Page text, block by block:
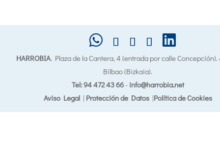
HARROBIA. Plaza de la Cantera, 4 (entrada por calle
Bilbao (Bizkaia).
Tel: 94 472 43 66- info@harrobia.net
Aviso Legal| Protección de Datos|Política de Cookies